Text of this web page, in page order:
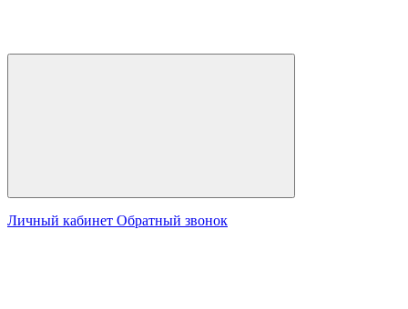
Личный кабинет Обратный звонок